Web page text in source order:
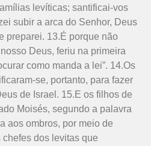
levíticas; santificai-vos
subir a arca do Senhor, Deus
preparei. 13.É porque não
Deus, feriu na primeira
como manda a lei”. 14.Os
se, portanto, para fazer
de Israel. 15.E os filhos de
Moisés, segundo a palavra
aos ombros, por meio de
dos levitas que